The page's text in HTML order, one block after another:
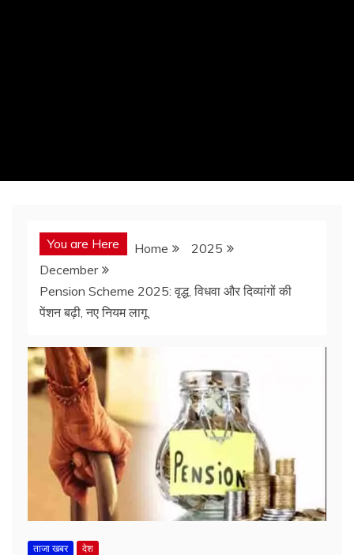
You are Here Home
2025
December
Pension Scheme 2025: वृद्ध, विधवा और दिव्यांगों की
पेंशन बढ़ी, नए नियम लागू
ताजा खबर देश